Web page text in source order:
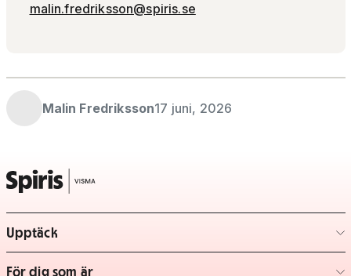
malin.fredriksson@spiris.se
Malin Fredriksson17 juni, 2026
Upptäck
– klicka för att expandera lista
För dig som är